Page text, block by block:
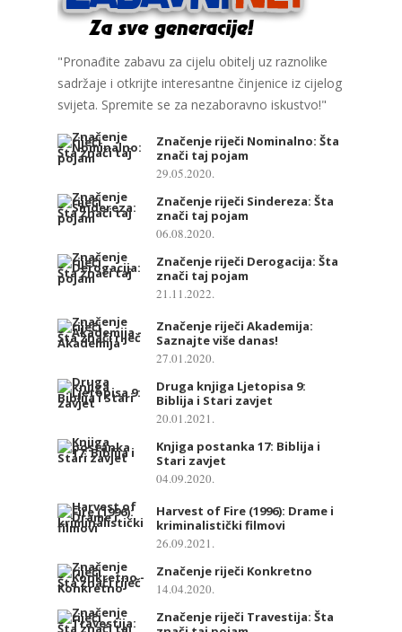
"Pronađite zabavu za cijelu obitelj uz raznolike
sadržaje i otkrijte interesantne činjenice iz cijelog
svijeta. Spremite se za nezaboravno iskustvo!"
Značenje riječi Nominalno: Šta
znači taj pojam
29.05.2020.
Značenje riječi Sindereza: Šta
znači taj pojam
06.08.2020.
Značenje riječi Derogacija: Šta
znači taj pojam
21.11.2022.
Značenje riječi Akademija:
Saznajte više danas!
27.01.2020.
Druga knjiga Ljetopisa 9:
Biblija i Stari zavjet
20.01.2021.
Knjiga postanka 17: Biblija i
Stari zavjet
04.09.2020.
Harvest of Fire (1996): Drame i
kriminalistički filmovi
26.09.2021.
Značenje riječi Konkretno
14.04.2020.
Značenje riječi Travestija: Šta